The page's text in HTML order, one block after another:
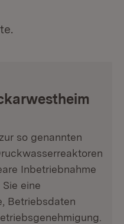
so genannten
Inbetriebnahme
eine
Betriebsdaten